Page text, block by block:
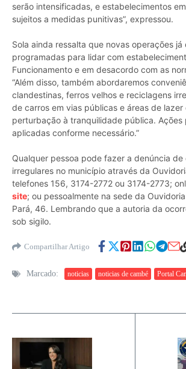
serão intensificadas, e estabelecimentos
sujeitos a medidas punitivas”, expressou.
Sola ainda ressalta que novas operações já
programadas para lidar com
Funcionamento e em desacordo com as
“Além disso, também abordaremos
clandestinas, ferros velhos e reciclagens
de carros em vias públicas e áreas de
perturbação à tranquilidade pública. Ações
aplicadas conforme necessário.”
Qualquer pessoa pode fazer a denúncia
irregulares no município através da
telefones 156, 3174-2772 ou 3174-2773;
site; ou pessoalmente na sede da
Pará, 46. Lembrando que a autoria da
sob sigilo.
Compartilhar Artigo
Marcado: noticias noticias de cambé Portal